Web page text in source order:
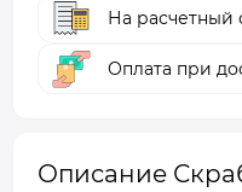
На расчетный
Оплата при
Описание